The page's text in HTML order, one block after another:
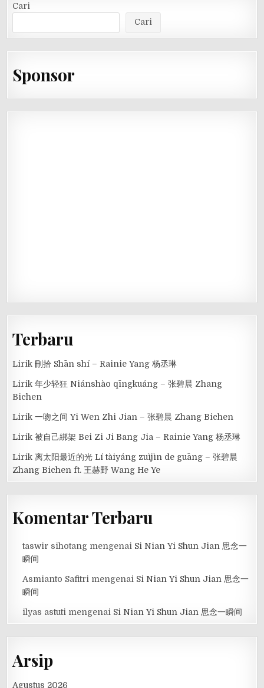
Cari
Cari
Sponsor
Terbaru
Lirik 刪拾 Shān shí – Rainie Yang 杨丞琳
Lirik 年少轻狂 Niánshào qīngkuáng – 张碧晨 Zhang
Bichen
Lirik 一吻之间 Yi Wen Zhi Jian – 张碧晨 Zhang Bichen
Lirik 被自己綁架 Bei Zi Ji Bang Jia – Rainie Yang 杨丞琳
Lirik 离太阳最近的光 Lí tàiyáng zuìjìn de guāng – 张碧晨
Zhang Bichen ft. 王赫野 Wang He Ye
Komentar Terbaru
taswir sihotang mengenai Si Nian Yi Shun Jian 思念一
瞬间
Asmianto Safitri mengenai Si Nian Yi Shun Jian 思念一
瞬间
ilyas astuti mengenai Si Nian Yi Shun Jian 思念一瞬间
Arsip
Agustus 2026